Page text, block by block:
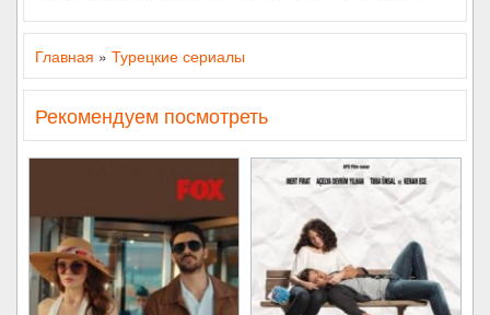
Главная » Турецкие сериалы
Рекомендуем посмотреть